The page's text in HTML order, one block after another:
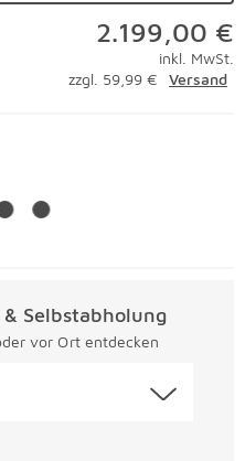
2.199,00 €
inkl. MwSt.
zzgl. 59,99 €
Versand
Selbstabholung
vor Ort entdecken